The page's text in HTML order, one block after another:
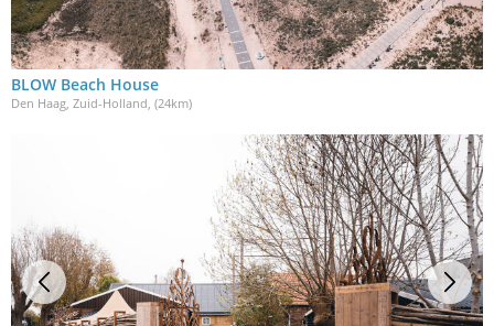
BLOW Beach House
Den Haag, Zuid-Holland, (24km)